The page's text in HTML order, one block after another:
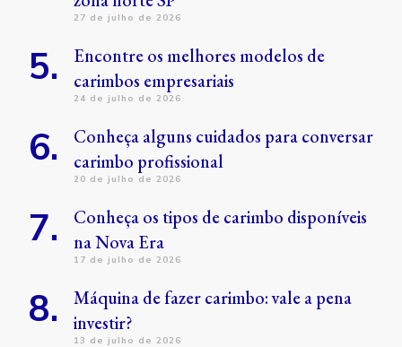
27 de julho de 2026
Encontre os melhores modelos de
carimbos empresariais
24 de julho de 2026
Conheça alguns cuidados para conversar
carimbo profissional
20 de julho de 2026
Conheça os tipos de carimbo disponíveis
na Nova Era
17 de julho de 2026
Máquina de fazer carimbo: vale a pena
investir?
13 de julho de 2026